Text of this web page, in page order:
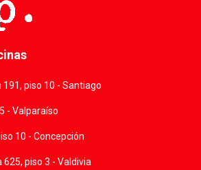
191, piso 10 - Santiago
- Valparaíso
10 - Concepción
625, piso 3 - Valdivia